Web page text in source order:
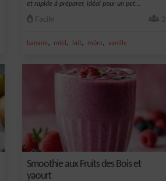
et rapide à préparer, idéal pour un pet...
Facile 2
banane, miel , lait, mûre, vanille
Smoothie aux Fruits des Bois et
yaourt